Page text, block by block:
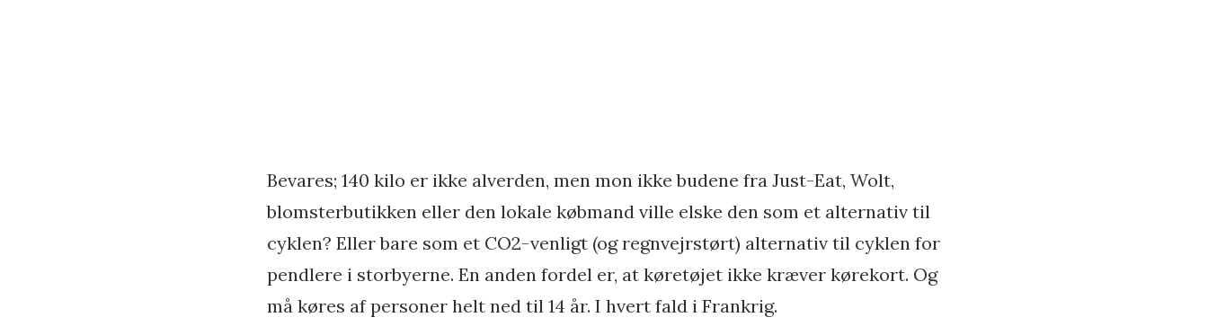
Bevares; 140 kilo er ikke alverden, men mon ikke budene fra Just-Eat, Wolt,
blomsterbutikken eller den lokale købmand ville elske den som et alternativ til
cyklen? Eller bare som et CO2-venligt (og regnvejrstørt) alternativ til cyklen for
pendlere i storbyerne. En anden fordel er, at køretøjet ikke kræver kørekort. Og
må køres af personer helt ned til 14 år. I hvert fald i Frankrig.